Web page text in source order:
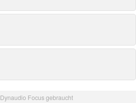
Dynaudio Focus gebraucht